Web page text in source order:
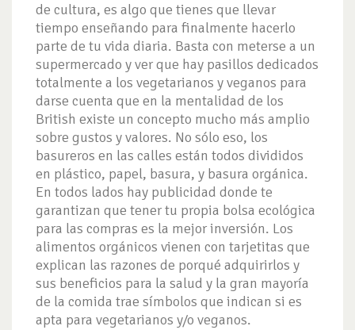
de cultura, es algo que tienes que llevar
tiempo enseñando para finalmente hacerlo
parte de tu vida diaria. Basta con meterse a un
supermercado y ver que hay pasillos dedicados
totalmente a los vegetarianos y veganos para
darse cuenta que en la mentalidad de los
British existe un concepto mucho más amplio
sobre gustos y valores. No sólo eso, los
basureros en las calles están todos divididos
en plástico, papel, basura, y basura orgánica.
En todos lados hay publicidad donde te
garantizan que tener tu propia bolsa ecológica
para las compras es la mejor inversión. Los
alimentos orgánicos vienen con tarjetitas que
explican las razones de porqué adquirirlos y
sus beneficios para la salud y la gran mayoría
de la comida trae símbolos que indican si es
apta para vegetarianos y/o veganos.